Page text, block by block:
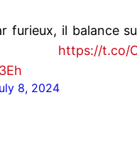
furieux, il balance
! https://t.co/
8, 2024